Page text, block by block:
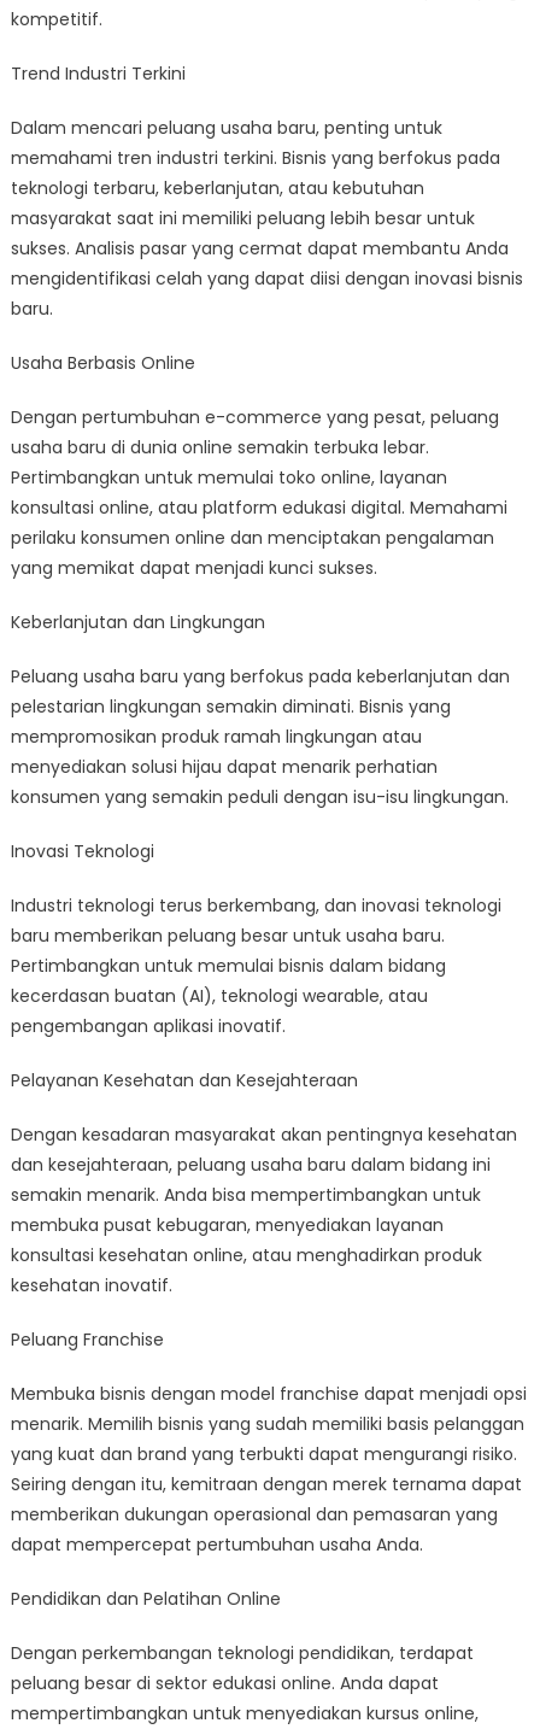
kompetitif.
Trend Industri Terkini
Dalam mencari peluang usaha baru, penting untuk
memahami tren industri terkini. Bisnis yang berfokus pada
teknologi terbaru, keberlanjutan, atau kebutuhan
masyarakat saat ini memiliki peluang lebih besar untuk
sukses. Analisis pasar yang cermat dapat membantu Anda
mengidentifikasi celah yang dapat diisi dengan inovasi bisnis
baru.
Usaha Berbasis Online
Dengan pertumbuhan e-commerce yang pesat, peluang
usaha baru di dunia online semakin terbuka lebar.
Pertimbangkan untuk memulai toko online, layanan
konsultasi online, atau platform edukasi digital. Memahami
perilaku konsumen online dan menciptakan pengalaman
yang memikat dapat menjadi kunci sukses.
Keberlanjutan dan Lingkungan
Peluang usaha baru yang berfokus pada keberlanjutan dan
pelestarian lingkungan semakin diminati. Bisnis yang
mempromosikan produk ramah lingkungan atau
menyediakan solusi hijau dapat menarik perhatian
konsumen yang semakin peduli dengan isu-isu lingkungan.
Inovasi Teknologi
Industri teknologi terus berkembang, dan inovasi teknologi
baru memberikan peluang besar untuk usaha baru.
Pertimbangkan untuk memulai bisnis dalam bidang
kecerdasan buatan (AI), teknologi wearable, atau
pengembangan aplikasi inovatif.
Pelayanan Kesehatan dan Kesejahteraan
Dengan kesadaran masyarakat akan pentingnya kesehatan
dan kesejahteraan, peluang usaha baru dalam bidang ini
semakin menarik. Anda bisa mempertimbangkan untuk
membuka pusat kebugaran, menyediakan layanan
konsultasi kesehatan online, atau menghadirkan produk
kesehatan inovatif.
Peluang Franchise
Membuka bisnis dengan model franchise dapat menjadi opsi
menarik. Memilih bisnis yang sudah memiliki basis pelanggan
yang kuat dan brand yang terbukti dapat mengurangi risiko.
Seiring dengan itu, kemitraan dengan merek ternama dapat
memberikan dukungan operasional dan pemasaran yang
dapat mempercepat pertumbuhan usaha Anda.
Pendidikan dan Pelatihan Online
Dengan perkembangan teknologi pendidikan, terdapat
peluang besar di sektor edukasi online. Anda dapat
mempertimbangkan untuk menyediakan kursus online,